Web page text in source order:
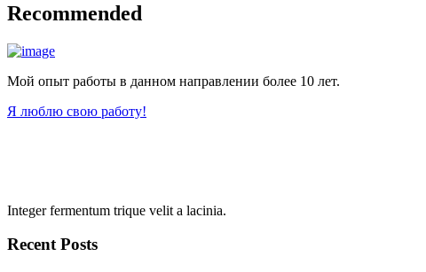
Recommended
Мой опыт работы в данном направлении более 10 лет.
Я люблю свою работу!
Integer fermentum trique velit a lacinia.
Recent Posts